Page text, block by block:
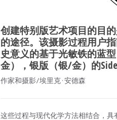
创建特别版艺术项目的目
的途径。该摄影过程用户
史意义的基于光敏铁的蓝型
金），银版（银/金）的
作家和摄影/埃里克·安德森
这些过程与现代化学方法相结合，